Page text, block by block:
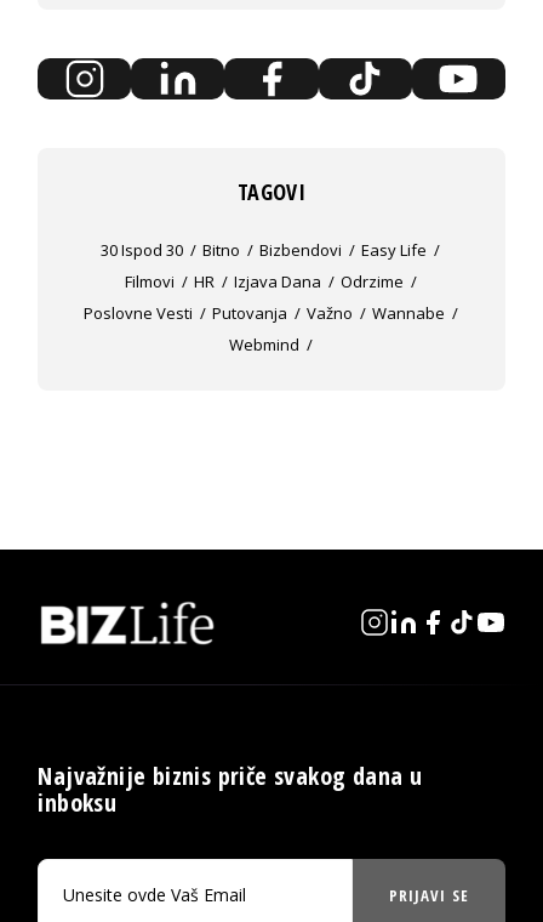
TAGOVI
30 Ispod 30 Bitno Bizbendovi
Easy Life
Filmovi
HR Izjava Dana
Odrzime
Poslovne Vesti
Putovanja Važno
Wannabe
Webmind
Najvažnije biznis priče svakog dana u
inboksu
PRIJAVI SE